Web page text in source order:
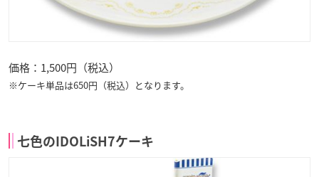
価格：1,500円（税込）
※ケーキ単品は650円（税込）となります。
七色のIDOLiSH7ケーキ